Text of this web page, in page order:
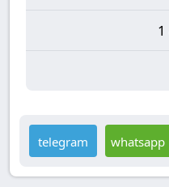
whatsapp
telegram